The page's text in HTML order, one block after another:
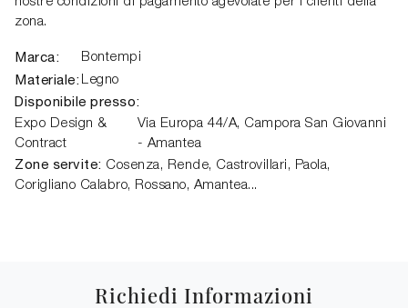
zona.
Marca: Bontempi
Materiale: Legno
Disponibile presso:
Expo Design &
Contract
Via Europa 44/A, Campora San Giovanni
- Amantea
Zone servite: Cosenza, Rende, Castrovillari, Paola,
Corigliano Calabro, Rossano, Amantea...
Richiedi Informazioni